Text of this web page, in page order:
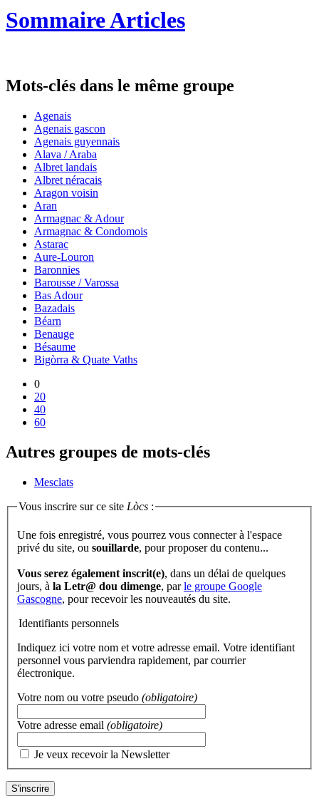
Sommaire Articles
Mots-clés dans le même groupe
Agenais
Agenais gascon
Agenais guyennais
Alava / Araba
Albret landais
Albret néracais
Aragon voisin
Aran
Armagnac & Adour
Armagnac & Condomois
Astarac
Aure-Louron
Baronnies
Barousse / Varossa
Bas Adour
Bazadais
Béarn
Benauge
Bésaume
Bigòrra & Quate Vaths
0
20
40
60
Autres groupes de mots-clés
Mesclats
Vous inscrire sur ce site Lòcs :
Une fois enregistré, vous pourrez vous connecter à l'espace
privé du site, ou souillarde , pour proposer du contenu...
Vous serez également inscrit(e), dans un délai de quelques
jours, à la Letr@ dou dimenge, parle groupe Google
Gascogne, pour recevoir les nouveautés du site.
Identifiants personnels
Indiquez ici votre nom et votre adresse email. Votre identifiant
personnel vous parviendra rapidement, par courrier
électronique.
Votre nom ou votre pseudo (obligatoire)
Votre adresse email (obligatoire)
Je veux recevoir la Newsletter